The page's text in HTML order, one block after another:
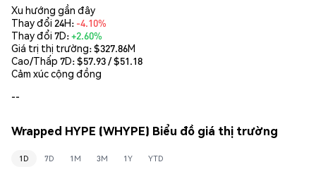
Xu hướng gần đây
Thay đổi 24H: -4.10%
Thay đổi 7D:+2.60%
Giá trị thị trường:$327.86M
Cao/Thấp 7D: $57.93/ $51.18
Cảm xúc cộng đồng
--
Wrapped HYPE (WHYPE) Biểu đồ giá thị trường
1D 7D 1M 3M 1Y YTD